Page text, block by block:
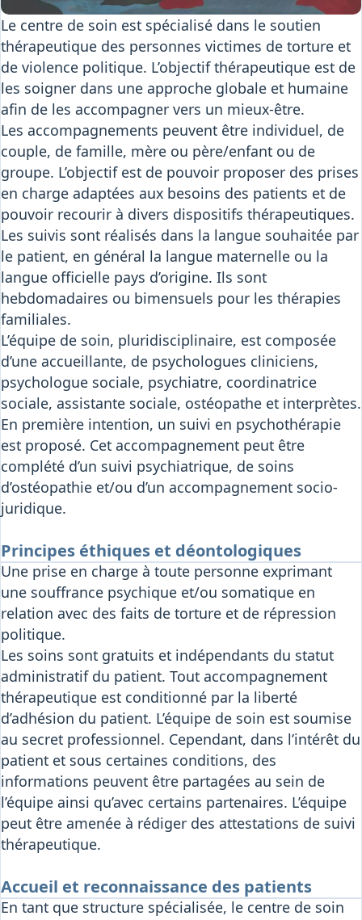
Osiris
Interprétariat
Centre
Ressources
Le centre de soin est spécialisé dans le soutien
thérapeutique des personnes victimes de torture et
de violence politique. L’objectif thérapeutique est de
les soigner dans une approche globale et humaine
afin de les accompagner vers un mieux-être.
Les accompagnements peuvent être individuel, de
couple, de famille, mère ou père/enfant ou de
groupe. L’objectif est de pouvoir proposer des prises
en charge adaptées aux besoins des patients et de
pouvoir recourir à divers dispositifs thérapeutiques.
Les suivis sont réalisés dans la langue souhaitée par
le patient, en général la langue maternelle ou la
langue officielle pays d’origine. Ils sont
hebdomadaires ou bimensuels pour les thérapies
familiales.
L’équipe de soin, pluridisciplinaire, est composée
d’une accueillante, de psychologues cliniciens,
psychologue sociale, psychiatre, coordinatrice
sociale, assistante sociale, ostéopathe et interprètes.
En première intention, un suivi en psychothérapie
est proposé. Cet accompagnement peut être
complété d’un suivi psychiatrique, de soins
d’ostéopathie et/ou d’un accompagnement socio-
juridique.
Principes éthiques et déontologiques
Une prise en charge à toute personne exprimant
une souffrance psychique et/ou somatique en
relation avec des faits de torture et de répression
politique.
Les soins sont gratuits et indépendants du statut
administratif du patient. Tout accompagnement
thérapeutique est conditionné par la liberté
d’adhésion du patient. L’équipe de soin est soumise
au secret professionnel. Cependant, dans l’intérêt du
patient et sous certaines conditions, des
informations peuvent être partagées au sein de
l’équipe ainsi qu’avec certains partenaires. L’équipe
peut être amenée à rédiger des attestations de suivi
thérapeutique.
Accueil et reconnaissance des patients
En tant que structure spécialisée, le centre de soin